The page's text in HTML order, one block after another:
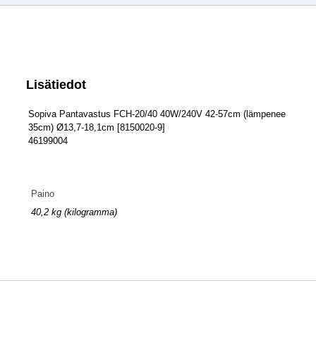
Lisätiedot
Sopiva Pantavastus FCH-20/40 40W/240V 42-57cm (lämpenee
35cm) Ø13,7-18,1cm [8150020-9]
46199004
Paino
40,2 kg (kilogramma)